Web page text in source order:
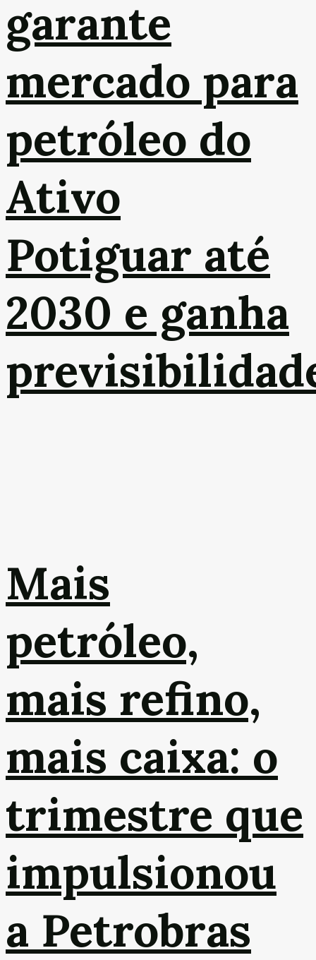
garante
mercado para
petróleo do
Ativo
Potiguar até
2030 e ganha
Mais
petróleo,
mais refino,
mais caixa: o
trimestre que
impulsionou
a Petrobras